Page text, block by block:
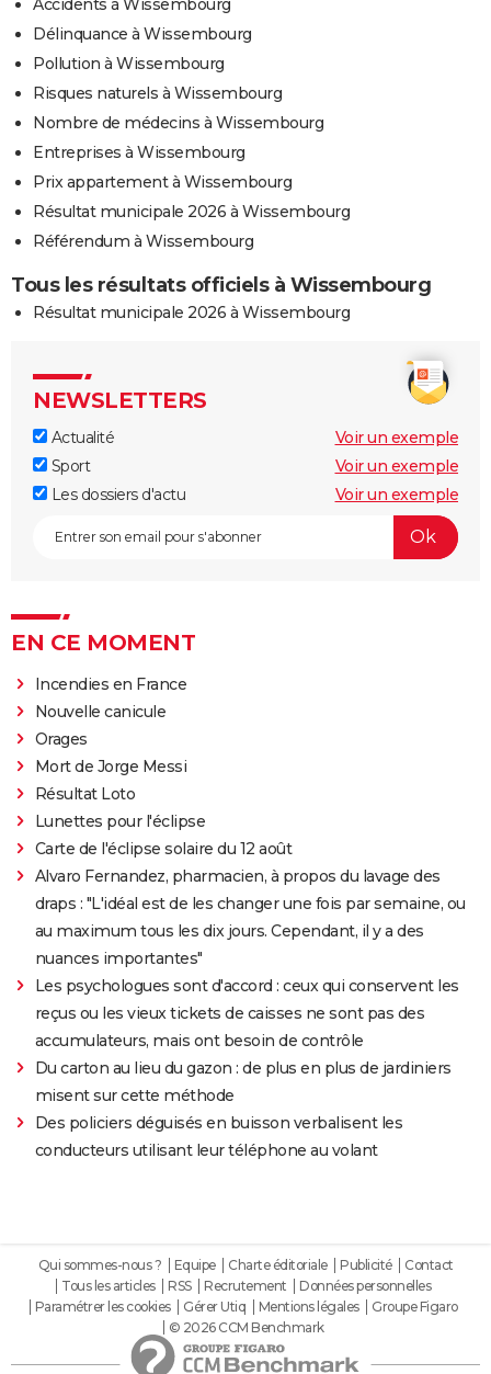
Délinquance à Wissembourg
Pollution à Wissembourg
Risques naturels à Wissembourg
Nombre de médecins à Wissembourg
Entreprises à Wissembourg
Prix appartement à Wissembourg
Résultat municipale 2026 à Wissembourg
Référendum à Wissembourg
Tous les résultats officiels à Wissembourg
Résultat municipale 2026 à Wissembourg
NEWSLETTERS
Actualité
Voir un exemple
Sport
Voir un exemple
Les dossiers d'actu
Voir un exemple
EN CE MOMENT
Incendies en France
Nouvelle canicule
Orages
Mort de Jorge Messi
Résultat Loto
Lunettes pour l'éclipse
Carte de l'éclipse solaire du 12 août
Alvaro Fernandez, pharmacien, à propos du lavage des
draps : "L'idéal est de les changer une fois par semaine, ou
au maximum tous les dix jours. Cependant, il y a des
nuances importantes"
Les psychologues sont d'accord : ceux qui conservent les
reçus ou les vieux tickets de caisses ne sont pas des
accumulateurs, mais ont besoin de contrôle
Du carton au lieu du gazon : de plus en plus de jardiniers
misent sur cette méthode
Des policiers déguisés en buisson verbalisent les
conducteurs utilisant leur téléphone au volant
Qui sommes-nous ? Equipe Charte éditoriale Publicité
Contact
Tous les articles
RSS Recrutement
Données personnelles
Paramétrer les cookies
Gérer Utiq Mentions légales
Groupe Figaro
© 2026 CCM Benchmark